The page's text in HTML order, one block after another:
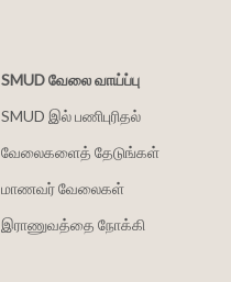
SMUD வேலை வாய்ப்பு
SMUD இல் பணிபுரிதல்
வேலைகளைத் தேடுங்கள்
மாணவர் வேலைகள்
இராணுவத்தை நோக்கி